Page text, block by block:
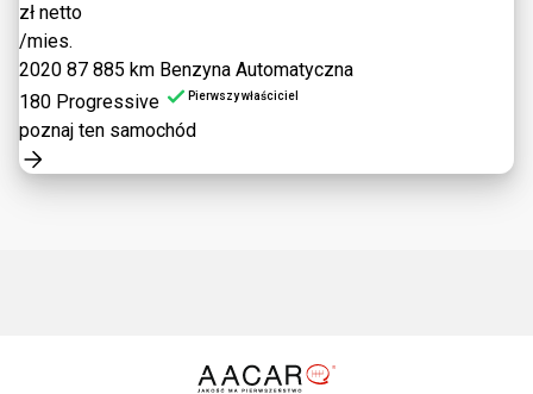
zł netto
/mies.
2020 87 885 km Benzyna Automatyczna
180 Progressive
Pierwszy właściciel
poznaj ten samochód